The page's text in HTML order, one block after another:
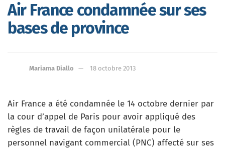
Air France condamnée sur ses
bases de province
Mariama Diallo 18 octobre 2013
Air France a été condamnée le 14 octobre dernier par
la cour d’appel de Paris pour avoir appliqué des
règles de travail de façon unilatérale pour le
personnel navigant commercial (PNC) affecté sur ses